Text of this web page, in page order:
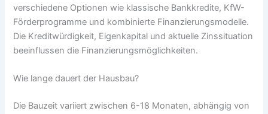
verschiedene Optionen wie klassische Bankkredite, KfW-
Förderprogramme und kombinierte Finanzierungsmodelle.
Die Kreditwürdigkeit, Eigenkapital und aktuelle Zinssituation
beeinflussen die Finanzierungsmöglichkeiten.
Wie lange dauert der Hausbau?
Die Bauzeit variiert zwischen 6-18 Monaten, abhängig von